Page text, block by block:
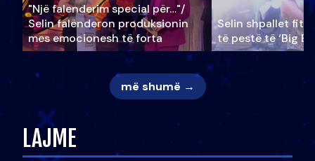
"Një falenderim special për…"/
Selin falënderon produksionin
mes emocionesh të forta
Selin shpallet
të pestë të ‘Big
më shumë →
LAJME